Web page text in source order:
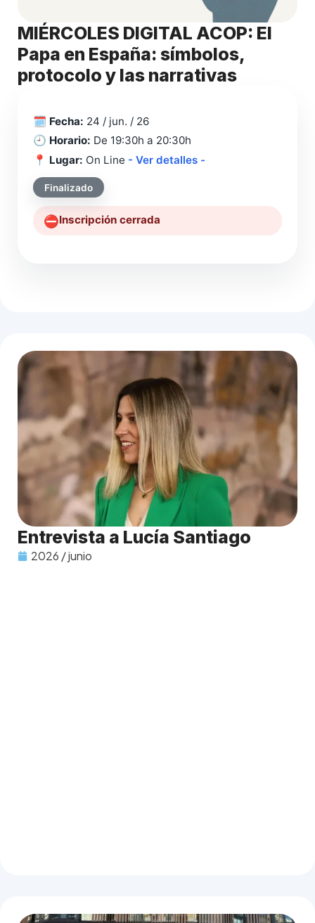
MIÉRCOLES DIGITAL ACOP: El
Papa en España: símbolos,
protocolo y las narrativas
🗓️ Fecha: 24 / jun. / 26
🕘 Horario: De 19:30h a 20:30h
📍 Lugar: On Line - Ver detalles -
Finalizado
⛔️Inscripción cerrada
Entrevista a Lucía Santiago
2026 / junio